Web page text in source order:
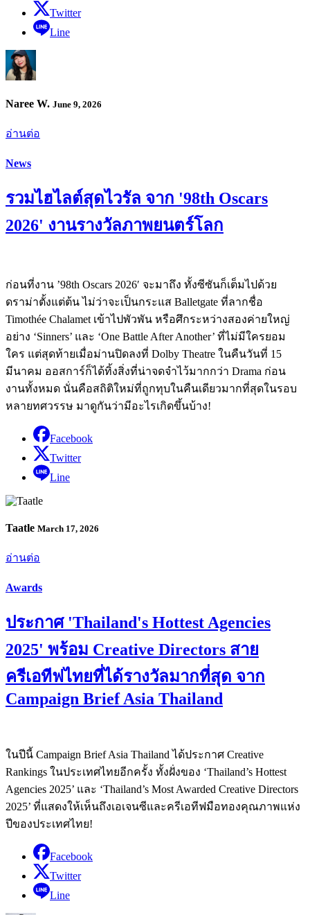
Twitter
Line
Naree W. June 9, 2026
อ่านต่อ
News
รวมไฮไลต์สุดไวรัล จาก '98th Oscars
2026' งานรางวัลภาพยนตร์โลก
ก่อนที่งาน ’98th Oscars 2026′ จะมาถึง ทั้งซีซันก็เต็มไปด้วย
ดราม่าตั้งแต่ต้น ไม่ว่าจะเป็นกระแส Balletgate ที่ลากชื่อ
Timothée Chalamet เข้าไปพัวพัน หรือศึกระหว่างสองค่ายใหญ่
อย่าง ‘Sinners’ และ ‘One Battle After Another’ ที่ไม่มีใครยอม
ใคร แต่สุดท้ายเมื่อม่านปิดลงที่ Dolby Theatre ในคืนวันที่ 15
มีนาคม ออสการ์ก็ได้ทิ้งสิ่งที่น่าจดจำไว้มากกว่า Drama ก่อน
งานทั้งหมด นั่นคือสถิติใหม่ที่ถูกทุบในคืนเดียวมากที่สุดในรอบ
หลายทศวรรษ มาดูกันว่ามีอะไรเกิดขึ้นบ้าง!
Facebook
Twitter
Line
Taatle March 17, 2026
อ่านต่อ
Awards
ประกาศ 'Thailand's Hottest Agencies
2025' พร้อม Creative Directors สาย
ครีเอทีฟไทยที่ได้รางวัลมากที่สุด จาก
Campaign Brief Asia Thailand
ในปีนี้ Campaign Brief Asia Thailand ได้ประกาศ Creative
Rankings ในประเทศไทยอีกครั้ง ทั้งฝั่งของ ‘Thailand’s Hottest
Agencies 2025’ และ ‘Thailand’s Most Awarded Creative Directors
2025’ ที่แสดงให้เห็นถึงเอเจนซีและครีเอทีฟมือทองคุณภาพแห่ง
ปีของประเทศไทย!
Facebook
Twitter
Line